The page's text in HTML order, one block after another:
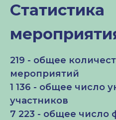
Статистика
219 - общее
мероприятий
1 136 - общее число
участников
7 223 - общее число